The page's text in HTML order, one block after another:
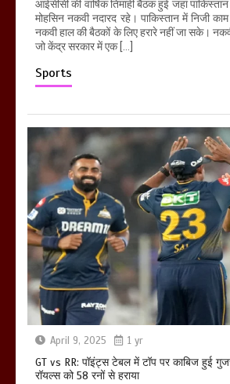
आईसीसी की वार्षिक तिमाही बैठक हुई जहां
मोहसिन नकवी नदारद रहे। पाकिस्तान में निजी
नकवी हाल की बैठकों के लिए हरारे नहीं जा सके।
जो केंद्र सरकार में एक […]
Sports
April 9, 2025 1 yr
GT vs RR: पॉइंट्स टेबल में टॉप पर काबिज हुई
रॉयल्स को 58 रनों से हराया